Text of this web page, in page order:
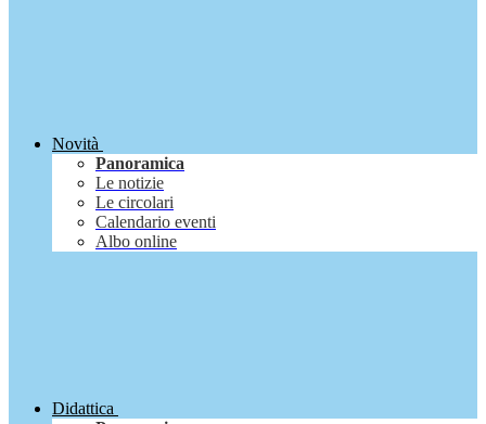
Novità
Panoramica
Le notizie
Le circolari
Calendario eventi
Albo online
Didattica